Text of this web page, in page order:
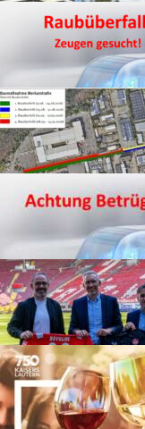
FB News
FB News
FB News
1. FC
VON